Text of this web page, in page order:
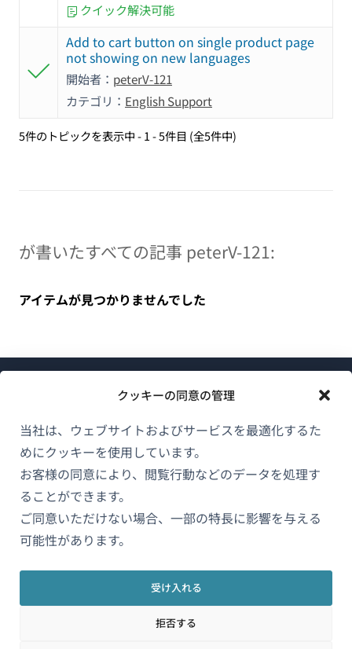
クッキーの同意の管理
当社は、ウェブサイトおよびサービスを最適化するた
めにクッキーを使用しています。
お客様の同意により、閲覧行動などのデータを処理す
ることができます。
ご同意いただけない場合、一部の特長に影響を与える
可能性があります。
受け入れる
拒否する
クイック解決可能
Add to cart button on single product page
not showing on new languages
開始者： peterV-121
カテゴリ： English Support
5件のトピックを表示中 - 1 - 5件目 (全5件中)
が書いたすべての記事 peterV-121:
アイテムが見つかりませんでした
日本語
WPMLについて
GDPRおよびプライバシーポリシー
チームに参加（新
ィ
し
い
ウ
ィ
し
い
ウ
ィ
し
ウ